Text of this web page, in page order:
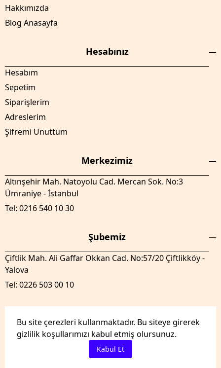
Bu site çerezleri kullanmaktadır. Bu siteye girerek
gizlilik koşullarımızı kabul etmiş olursunuz.
Kabul Et
Hakkımızda
Blog Anasayfa
Hesabınız
Hesabım
Sepetim
Siparişlerim
Adreslerim
Şifremi Unuttum
Merkezimiz
Altınşehir Mah. Natoyolu Cad. Mercan Sok. No:3
Ümraniye - İstanbul
Tel: 0216 540 10 30
Şubemiz
Çiftlik Mah. Ali Gaffar Okkan Cad. No:57/20 Çiftlikköy -
Yalova
Tel: 0226 503 00 10
GenelTedaril.com Tüm hakları saklıdır.